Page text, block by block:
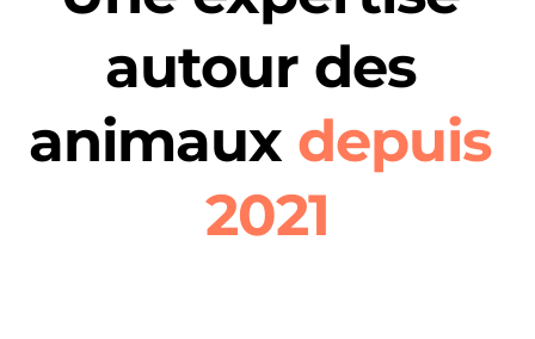
autour des
animaux depuis
2021